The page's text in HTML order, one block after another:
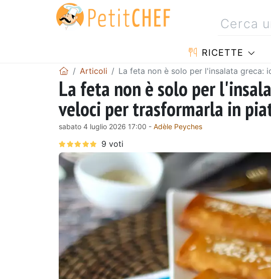
RICETTE
Articoli La feta non è solo per l'insalata
La feta non è solo per
veloci per trasformarla in
sabato 4 luglio 2026 17:00 - Adèle Peyches